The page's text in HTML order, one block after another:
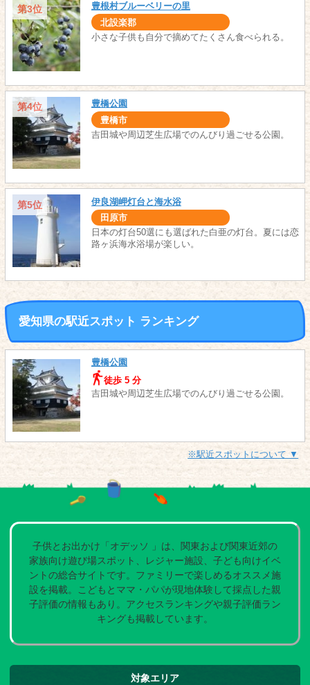
第3位 豊根村ブルーベリーの里
北設楽郡
小さな子供も自分で摘めてたくさん食べられる。
第4位 豊橋公園
豊橋市
吉田城や周辺芝生広場でのんびり過ごせる公園。
第5位 伊良湖岬灯台と海水浴
田原市
日本の灯台50選にも選ばれた白亜の灯台。夏には恋
路ヶ浜海水浴場が楽しい。
愛知県の駅近スポット ランキング
豊橋公園
徒歩 5 分
吉田城や周辺芝生広場でのんびり過ごせる公園。
※駅近スポットについて ▼
子供とお出かけ「オデッソ 」は、関東および関東近郊の
家族向け遊び場スポット、レジャー施設、子ども向けイベ
ントの総合サイトです。ファミリーで楽しめるオススメ施
設を掲載。こどもとママ・パパが現地体験して採点した親
子評価の情報もあり。アクセスランキングや親子評価ラン
キングも掲載しています。
対象エリア